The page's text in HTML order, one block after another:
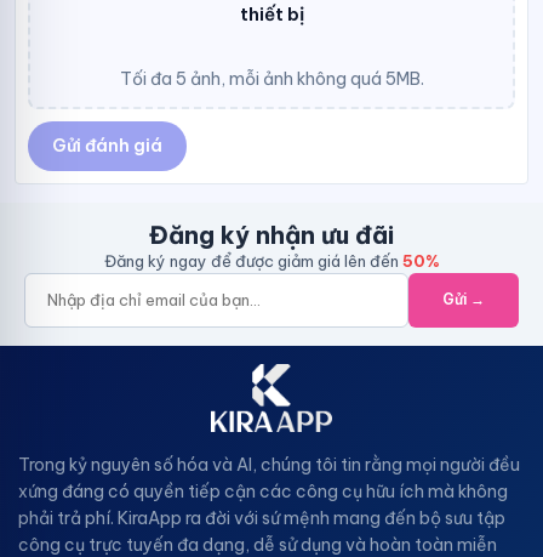
thiết bị
Tối đa 5 ảnh, mỗi ảnh không quá 5MB.
Gửi đánh giá
Đăng ký nhận ưu đãi
Đăng ký ngay để được giảm giá lên đến 50%
Gửi →
Trong kỷ nguyên số hóa và AI, chúng tôi tin rằng mọi người đều
xứng đáng có quyền tiếp cận các công cụ hữu ích mà không
phải trả phí. KiraApp ra đời với sứ mệnh mang đến bộ sưu tập
công cụ trực tuyến đa dạng, dễ sử dụng và hoàn toàn miễn